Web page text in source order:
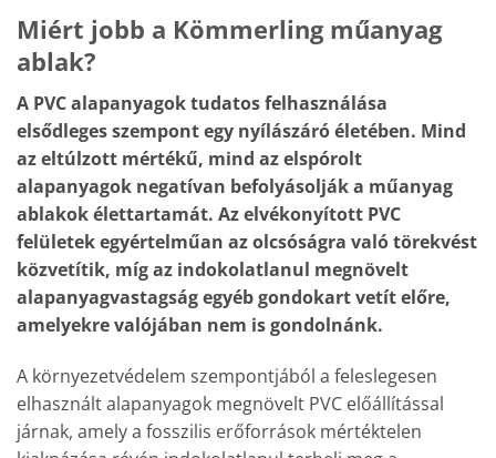
Miért jobb a Kömmerling műanyag
ablak?
A PVC alapanyagok tudatos felhasználása
elsődleges szempont egy nyílászáró életében. Mind
az eltúlzott mértékű, mind az elspórolt
alapanyagok negatívan befolyásolják a műanyag
ablakok élettartamát. Az elvékonyított PVC
felületek egyértelműan az olcsóságra való törekvést
közvetítik, míg az indokolatlanul megnövelt
alapanyagvastagság egyéb gondokart vetít előre,
amelyekre valójában nem is gondolnánk.
A környezetvédelem szempontjából a feleslegesen
elhasznált alapanyagok megnövelt PVC előállítással
járnak, amely a fosszilis erőforrások mértéktelen